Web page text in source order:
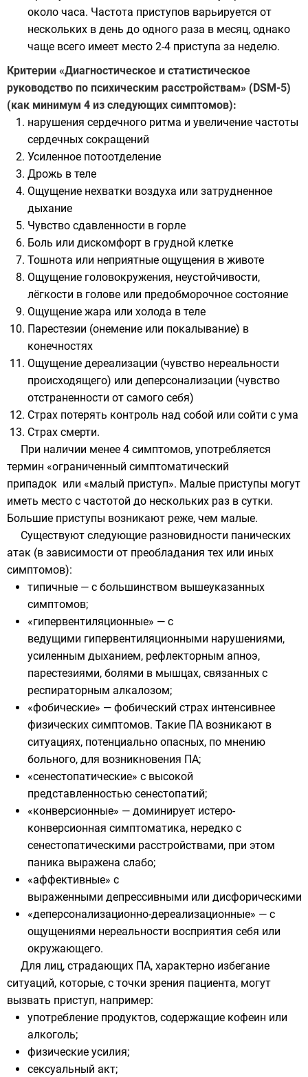
около часа. Частота приступов варьируется от
нескольких в день до одного раза в месяц, однако
чаще всего имеет место 2-4 приступа за неделю.
Критерии «Диагностическое и статистическое
руководство по психическим расстройствам» (DSM-5)
(как минимум 4 из следующих симптомов):
нарушения сердечного ритма и увеличение частоты
сердечных сокращений
Усиленное потоотделение
Дрожь в теле
Ощущение нехватки воздуха или затрудненное
дыхание
Чувство сдавленности в горле
Боль или дискомфорт в грудной клетке
Тошнота или неприятные ощущения в животе
Ощущение головокружения, неустойчивости,
лёгкости в голове или предобморочное состояние
Ощущение жара или холода в теле
Парестезии (онемение или покалывание) в
конечностях
Ощущение дереализации (чувство нереальности
происходящего) или деперсонализации (чувство
отстраненности от самого себя)
Страх потерять контроль над собой или сойти с ума
Страх смерти.
При наличии менее 4 симптомов, употребляется
термин «ограниченный симптоматический
припадок или «малый приступ». Малые приступы могут
иметь место с частотой до нескольких раз в сутки.
Большие приступы возникают реже, чем малые.
Существуют следующие разновидности панических
атак (в зависимости от преобладания тех или иных
симптомов):
типичные — с большинством вышеуказанных
симптомов;
«гипервентиляционные» — с
ведущими гипервентиляционными нарушениями,
усиленным дыханием, рефлекторным апноэ,
парестезиями, болями в мышцах, связанных с
респираторным алкалозом;
«фобические» — фобический страх интенсивнее
физических симптомов. Такие ПА возникают в
ситуациях, потенциально опасных, по мнению
больного, для возникновения ПА;
«сенестопатические» с высокой
представленностью сенестопатий;
«конверсионные» — доминирует истеро-
конверсионная симптоматика, нередко с
сенестопатическими расстройствами, при этом
паника выражена слабо;
«аффективные» с
выраженными депрессивными или дисфорическими
«деперсонализационно-дереализационные» — с
ощущениями нереальности восприятия себя или
окружающего.
Для лиц, страдающих ПА, характерно избегание
ситуаций, которые, с точки зрения пациента, могут
вызвать приступ, например:
употребление продуктов, содержащие кофеин или
алкоголь;
физические усилия;
сексуальный акт;